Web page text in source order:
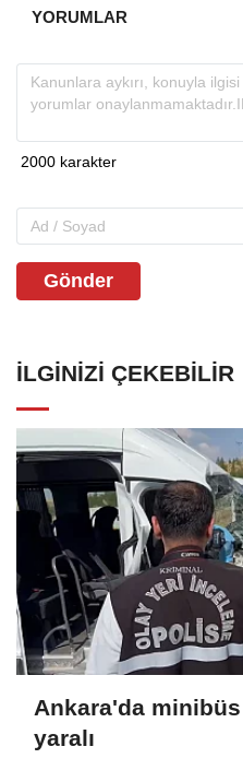
YORUMLAR
Gönder
İLGINIZI ÇEKEBILIR
Ankara'da minibüs
yaralı